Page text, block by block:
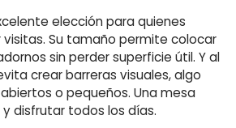
elección para quienes
Su tamaño permite colocar
sin perder superficie útil. Y al
crear barreras visuales, algo
o pequeños. Una mesa
disfrutar todos los días.